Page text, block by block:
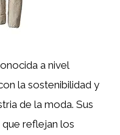
a nivel
la sostenibilidad y
de la moda. Sus
reflejan los